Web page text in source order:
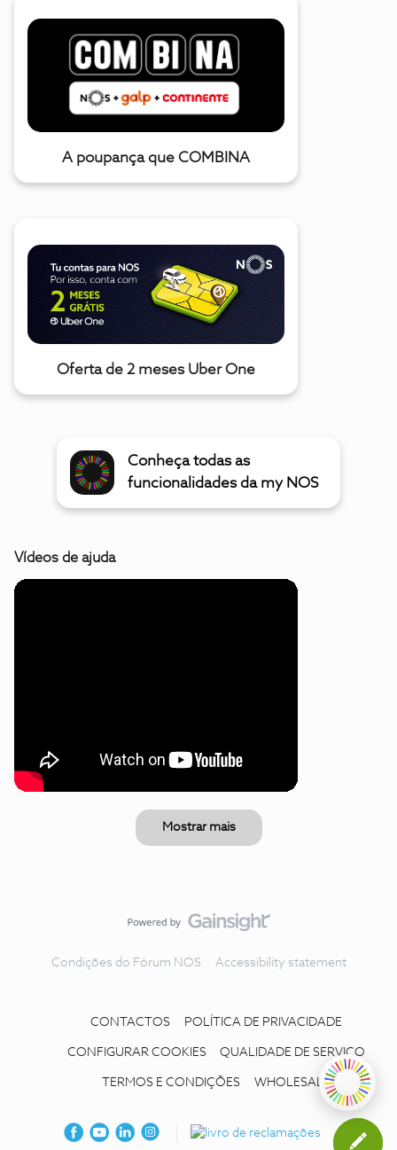
A poupança que COMBINA
Oferta de 2 meses Uber One
Conheça todas as
funcionalidades da my NOS
Vídeos de ajuda
Mostrar mais
Condições do Fórum NOS Accessibility statement
CONTACTOS POLÍTICA DE PRIVACIDADE
CONFIGURAR COOKIES QUALIDADE DE SERVIÇO
TERMOS E CONDIÇÕES WHOLESALE